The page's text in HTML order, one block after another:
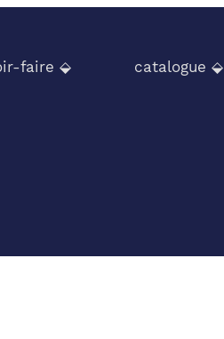
faire ⬙ catalogue ⬙